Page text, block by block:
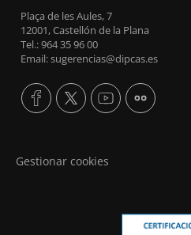
Plaça de les Aules, 7
12001, Castellón de la Plana
Tel.: 964 35 96 00
Email: sugerencias@dipcas.es
Gestionar cookies